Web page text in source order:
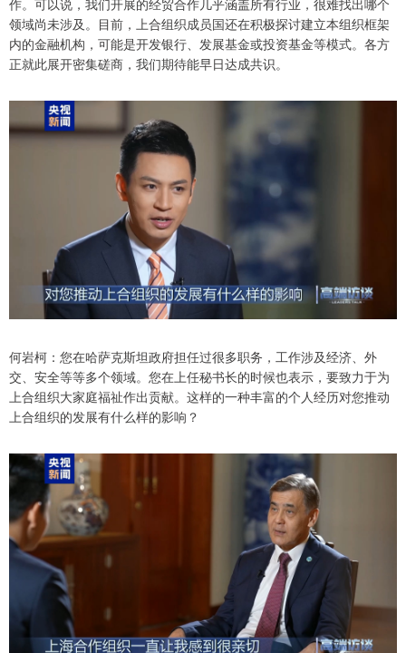
领域尚未涉及。目前，上合组织成员国还在积极探讨建立本组织框架
内的金融机构，可能是开发银行、发展基金或投资基金等模式。各方
正就此展开密集磋商，我们期待能早日达成共识。
何岩柯：您在哈萨克斯坦政府担任过很多职务，工作涉及经济、外
交、安全等等多个领域。您在上任秘书长的时候也表示，要致力于为
上合组织大家庭福祉作出贡献。这样的一种丰富的个人经历对您推动
上合组织的发展有什么样的影响？